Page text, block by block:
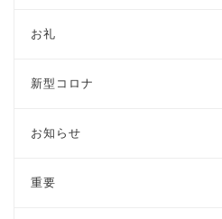
お礼
新型コロナ
お知らせ
重要